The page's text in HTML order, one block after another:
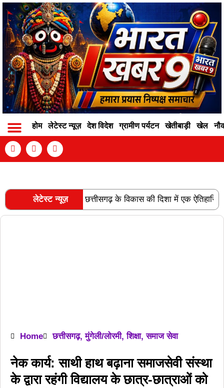
होम लेटेस्ट न्यूज़ देश विदेश ग्रामीण पर्यटन खेतीबाड़ी खेल
लेटेस्ट न्यूज़
लाइन की स्वीकृति छत्तीसगढ़ के विकास की दिशा में एक ऐतिहासिक
RECENT POSTS
Home छत्तीसगढ़,मुंगेली/लोरमी,शिक्षा,समाज सेवा
नेक कार्य: साथी हाथ बढ़ाना समाजसेवी संस्था
के द्वारा रहंगी विद्यालय के छात्र-छात्राओं को